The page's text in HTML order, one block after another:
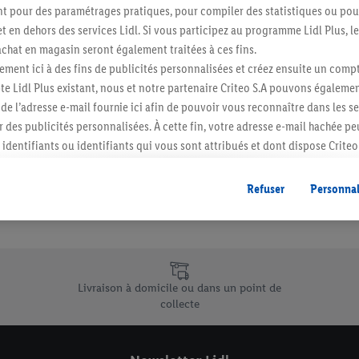
S'abonner
uniques de Lidl.be
Livraison à domicile ou dans un point de
collecte
pour des paramétrages pratiques, pour compiler des statistiques ou
en dehors des services Lidl. Si vous participez au programme Lidl Plus,
en magasin seront également traitées à ces fins.
ici à des fins de publicités personnalisées et créez ensuite un
Lidl Plus existant, nous et notre partenaire Criteo S.A pouvons
l’adresse e-mail fournie ici afin de pouvoir vous reconnaître dans les
publicités personnalisées. À cette fin, votre adresse e-mail hachée
identifiants ou identifiants qui vous sont attribués et dont dispose Criteo
(par exemple en plaçant le produit dans un panier d’un webshop
être affichées sur plusieurs apppareils et plusieurs services de Lidl si
peuvent vous être attribués en utilisant votre adresse e-mail hachée et,
vous pouvez autoriser des finalités individuelles et trouver de plus amples
», vous pouvez autoriser uniquement l’utilisation des technologies
Refuser